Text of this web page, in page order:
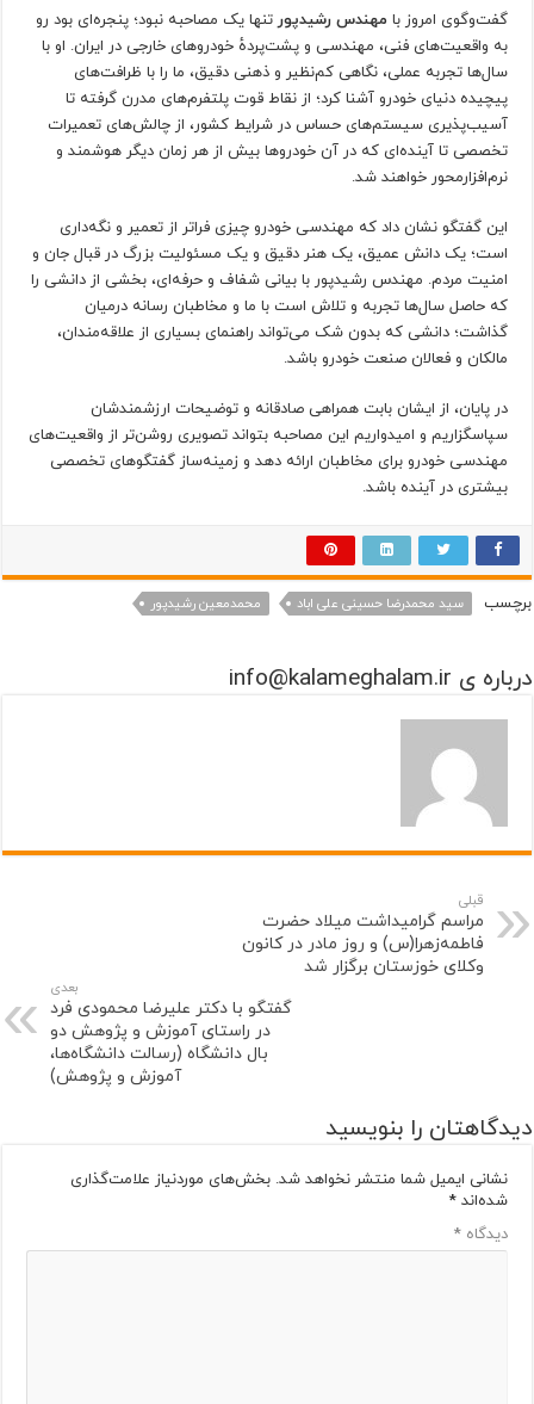
گفت‌وگوی امروز با مهندس رشیدپور تنها یک مصاحبه نبود؛ پنجره‌ای بود رو‌
به واقعیت‌های فنی، مهندسی و پشت‌پردهٔ خودروهای خارجی در ایران. او با
سال‌ها تجربه عملی، نگاهی کم‌نظیر و ذهنی دقیق، ما را با ظرافت‌های
پیچیده دنیای خودرو آشنا کرد؛ از نقاط قوت پلتفرم‌های مدرن گرفته تا
آسیب‌پذیری سیستم‌های حساس در شرایط کشور، از چالش‌های تعمیرات
تخصصی تا آینده‌ای که در آن خودروها بیش از هر زمان دیگر هوشمند و
نرم‌افزارمحور خواهند شد.
این گفتگو نشان داد که مهندسی خودرو چیزی فراتر از تعمیر و نگه‌داری
است؛ یک دانش عمیق، یک هنر دقیق و یک مسئولیت بزرگ در قبال جان و
امنیت مردم. مهندس رشیدپور با بیانی شفاف و حرفه‌ای، بخشی از دانشی را
که حاصل سال‌ها تجربه و تلاش است با ما و مخاطبان رسانه درمیان
گذاشت؛ دانشی که بدون شک می‌تواند راهنمای بسیاری از علاقه‌مندان،
مالکان و فعالان صنعت خودرو باشد.
در پایان، از ایشان بابت همراهی صادقانه و توضیحات ارزشمندشان
سپاسگزاریم و امیدواریم این مصاحبه بتواند تصویری روشن‌تر از واقعیت‌های
مهندسی خودرو برای مخاطبان ارائه دهد و زمینه‌ساز گفتگوهای تخصصی
بیشتری در آینده باشد.
برچسب سید محمدرضا حسینی علی اباد محمدمعین رشیدپور
درباره ی info@kalameghalam.ir
قبلی
مراسم گرامیداشت میلاد حضرت
فاطمه‌زهرا(س) و روز مادر در کانون
وکلای خوزستان برگزار شد
بعدی
گفتگو با دکتر علیرضا محمودی فرد
در راستای آموزش و پژوهش دو
بال دانشگاه (رسالت دانشگاه‌ها،
آموزش و پژوهش)
دیدگاهتان را بنویسید
نشانی ایمیل شما منتشر نخواهد شد. بخش‌های موردنیاز علامت‌گذاری
شده‌اند*
دیدگاه*